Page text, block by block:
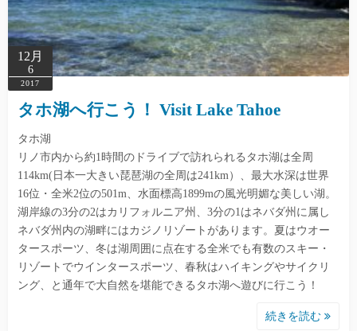
12月
6
2017
タホ湖へ行こう！ Visit Lake Tahoe
タホ湖
リノ市内から約1時間のドライブで訪れられるタホ湖は全周
114km(日本一大きい琵琶湖の全周は241km）、最大水深は世界
16位・全米2位の501m、水面標高1899mの風光明媚な美しい湖。
湖岸線の3分の2はカリフォルニア州、3分の1はネバダ州に属し
ネバダ州内の湖畔にはカジノリゾートがあります。夏はウオー
タースポーツ、冬は湖周囲に点在する全米でも有数のスキー・
リゾートでウインタースポーツ、春秋はハイキングやサイクリ
ング、と通年で大自然を堪能できるタホ湖へ遊びに行こう！
続きを読む